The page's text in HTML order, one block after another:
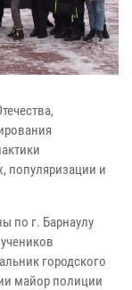
популяризации и
по г. Барнаулу
городского
майор полиции